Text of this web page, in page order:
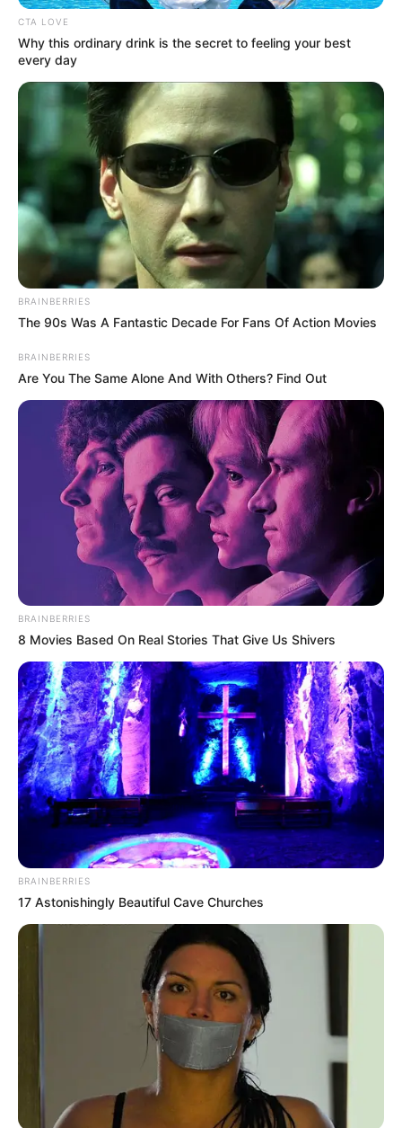
CTA LOVE
Why this ordinary drink is the secret to feeling your best
every day
BRAINBERRIES
The 90s Was A Fantastic Decade For Fans Of Action Movies
BRAINBERRIES
Are You The Same Alone And With Others? Find Out
BRAINBERRIES
8 Movies Based On Real Stories That Give Us Shivers
BRAINBERRIES
17 Astonishingly Beautiful Cave Churches